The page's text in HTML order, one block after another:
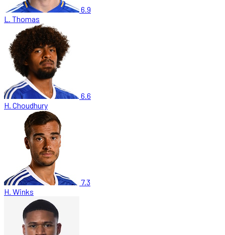
6.9
L. Thomas
6.6
H. Choudhury
7.3
H. Winks